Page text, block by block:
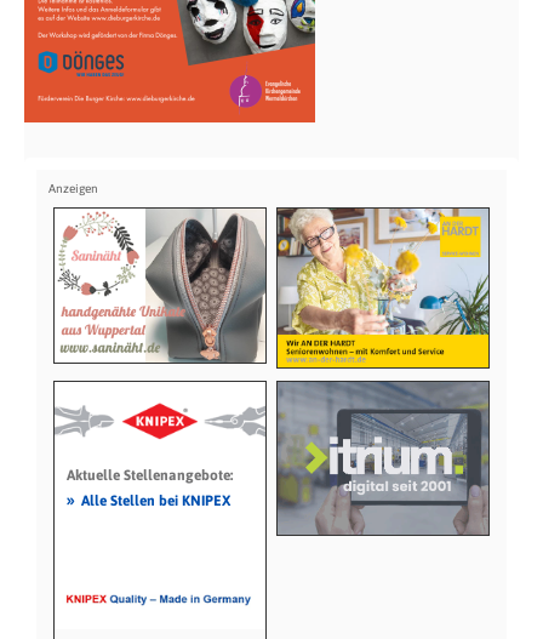
Aktuelle Stellenangebote:
» Alle Stellen bei KNIPEX